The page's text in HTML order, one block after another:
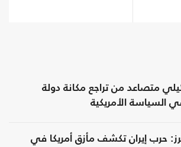
متصاعد من تراجع مكانة دولة
في السياسة الأمريكية
حرب إيران تكشف مأزق أمريكا في